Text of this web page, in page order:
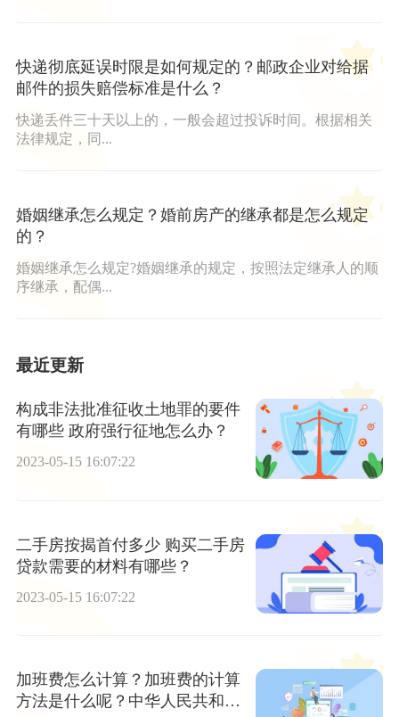
快递彻底延误时限是如何规定的？邮政企业对给据
邮件的损失赔偿标准是什么？
快递丢件三十天以上的，一般会超过投诉时间。根据相关
法律规定，同...
婚姻继承怎么规定？婚前房产的继承都是怎么规定
的？
婚姻继承怎么规定?婚姻继承的规定，按照法定继承人的顺
序继承，配偶...
最近更新
构成非法批准征收土地罪的要件
有哪些 政府强行征地怎么办？
2023-05-15 16:07:22
二手房按揭首付多少 购买二手房
贷款需要的材料有哪些？
2023-05-15 16:07:22
加班费怎么计算？加班费的计算
方法是什么呢？中华人民共和国